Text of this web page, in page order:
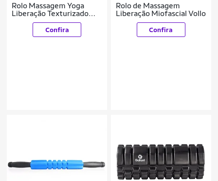
Rolo Massagem Yoga
Liberação Texturizado
Miofascial 30cm
Confira
Rolo de Massagem
Liberação Miofascial Vollo
Confira